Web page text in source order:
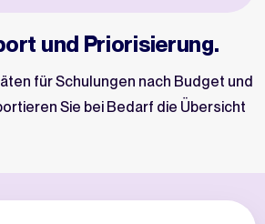
und Priorisierung.
für Schulungen nach Budget und
Sie bei Bedarf die Übersicht